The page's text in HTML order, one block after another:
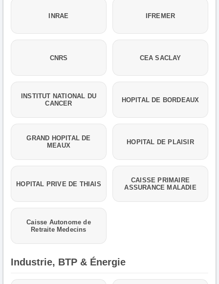
INRAE IFREMER
CNRS CEA SACLAY
INSTITUT NATIONAL DU
CANCER
HOPITAL DE BORDEAUX
GRAND HOPITAL DE
MEAUX
HOPITAL DE PLAISIR
HOPITAL PRIVE DE THIAIS
CAISSE PRIMAIRE
ASSURANCE MALADIE
Caisse Autonome de
Retraite Medecins
Industrie, BTP & Énergie